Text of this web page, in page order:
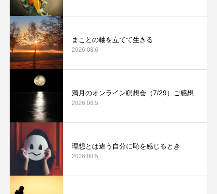
まことの軸を立てて生きる
2026.08.6
満月のオンライン瞑想会（7/29）ご感想
2026.08.5
理想とは違う自分に恥を感じるとき
2026.08.5